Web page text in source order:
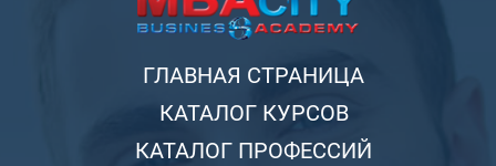
ГЛАВНАЯ СТРАНИЦА
КАТАЛОГ КУРСОВ
КАТАЛОГ ПРОФЕССИЙ